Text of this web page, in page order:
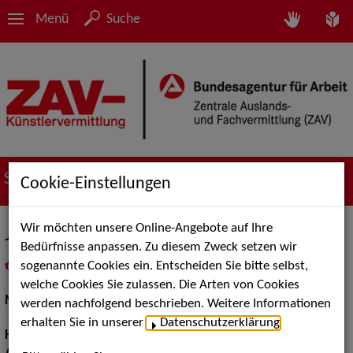
Menü Suche
Suche nach Künstler*innen
Justus N.
als PDF speichern
inMeine Merklistelegen
Models / Werbung:Dressman, Fotomodell
Haarfarbe:
Cookie-Einstellungen
Wir möchten unsere Online-Angebote auf Ihre
Bedürfnisse anpassen. Zu diesem Zweck setzen wir
sogenannte Cookies ein. Entscheiden Sie bitte selbst,
welche Cookies Sie zulassen. Die Arten von Cookies
werden nachfolgend beschrieben. Weitere Informationen
erhalten Sie in unserer
Datenschutzerklärung